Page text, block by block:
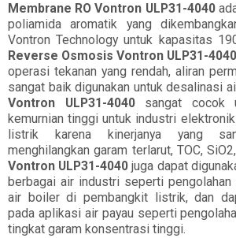
Membrane RO Vontron ULP31-4040
poliamida aromatik yang
Vontron Technology untuk kapasitas
Reverse Osmosis Vontron ULP31-4040
operasi tekanan yang rendah, aliran
sangat baik digunakan untuk desalinasi
Vontron ULP31-4040sangat cocok
kemurnian tinggi untuk industri
listrik karena kinerjanya yang
menghilangkan garam terlarut, TOC,
Vontron ULP31-4040 juga dapat
berbagai air industri seperti pengolahan
air boiler di pembangkit listrik, dan
pada aplikasi air payau seperti
tingkat garam konsentrasi tinggi.